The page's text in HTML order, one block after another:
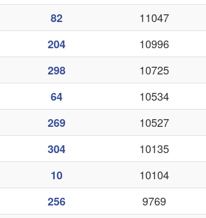
82 11047
204 10996
298 10725
64 10534
269 10527
304 10135
10 10104
256 9769